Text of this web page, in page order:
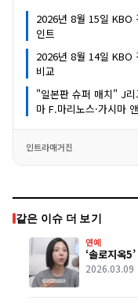
2026년 8월 15일 KBO
인트
2026년 8월 14일 KBO
비교
"일본판 슈퍼 매치" J
마 F.마리노스·가시마
인트라매거진
같은 이슈 더 보기
연예
‘솔로지옥
2026.03.09